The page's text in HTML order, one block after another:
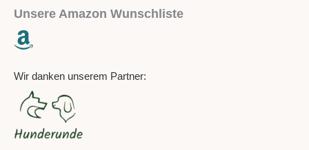
Unsere Amazon Wunschliste
Wir danken unserem Partner: